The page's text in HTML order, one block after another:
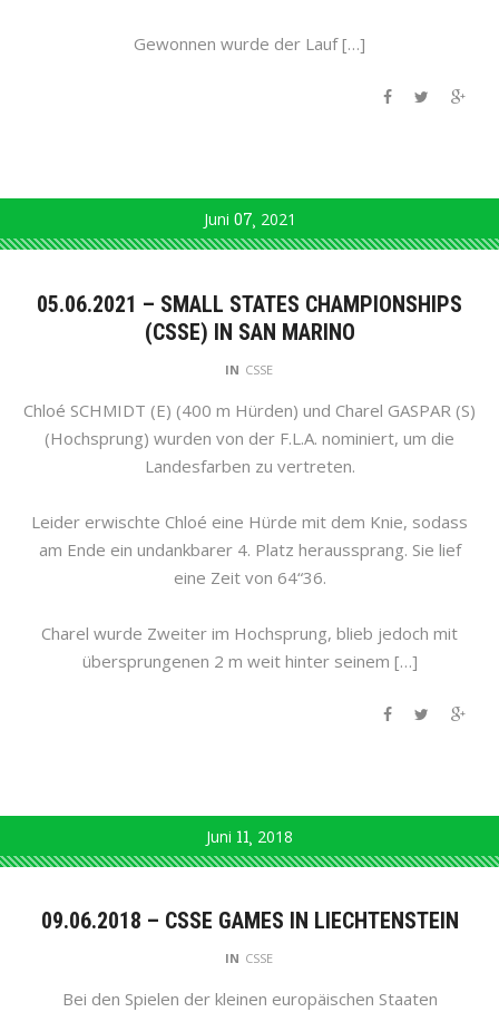
Gewonnen wurde der Lauf […]
Juni 07 2021
05.06.2021 – SMALL STATES CHAMPIONSHIPS
(CSSE) IN SAN MARINO
IN CSSE
Chloé SCHMIDT (E) (400 m Hürden) und Charel GASPAR (S)
(Hochsprung) wurden von der F.L.A. nominiert, um die
Landesfarben zu vertreten.
Leider erwischte Chloé eine Hürde mit dem Knie, sodass
am Ende ein undankbarer 4. Platz heraussprang. Sie lief
eine Zeit von 64“36.
Charel wurde Zweiter im Hochsprung, blieb jedoch mit
übersprungenen 2 m weit hinter seinem […]
Juni 11 2018
09.06.2018 – CSSE GAMES IN LIECHTENSTEIN
IN CSSE
Bei den Spielen der kleinen europäischen Staaten